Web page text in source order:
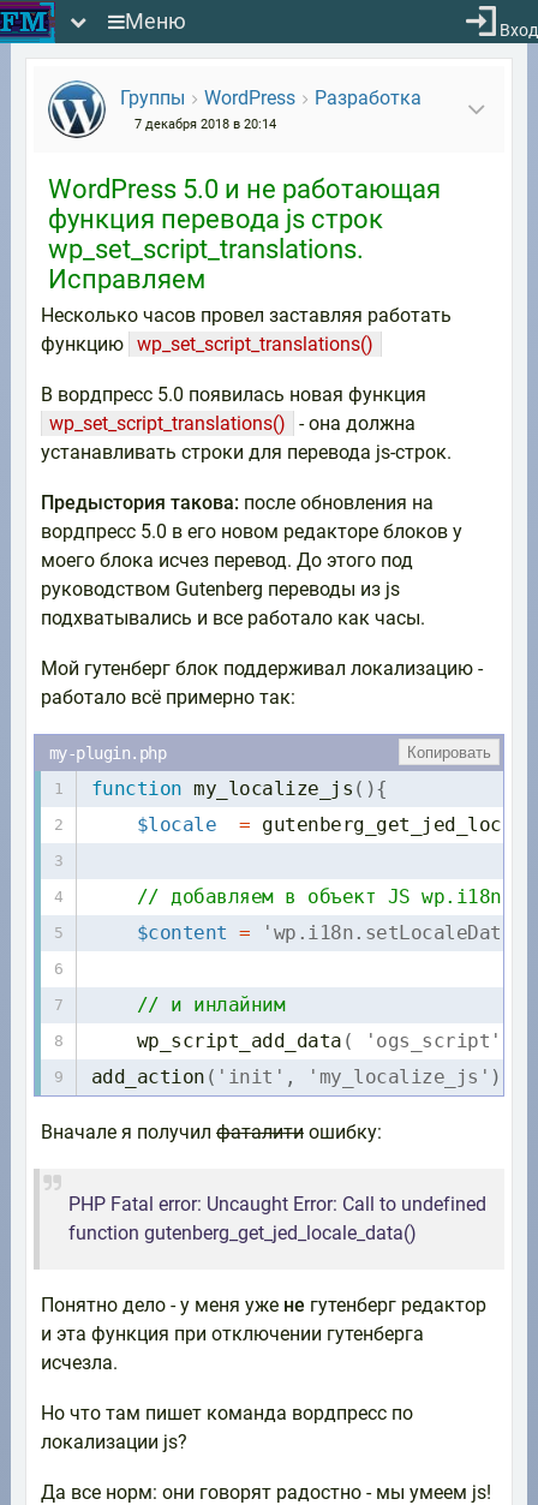
Группы WordPress Разработка
7 декабря 2018 в 20:14
WordPress 5.0 и не работающая
функция перевода js строк
wp_set_script_translations.
Исправляем
Несколько часов провел заставляя работать
функцию wp_set_script_translations()
В вордпресс 5.0 появилась новая функция
wp_set_script_translations()
- она должна
устанавливать строки для перевода js-строк.
Предыстория такова:после обновления на
вордпресс 5.0 в его новом редакторе блоков у
моего блока исчез перевод. До этого под
руководством Gutenberg переводы из js
подхватывались и все работало как часы.
Мой гутенберг блок поддерживал локализацию -
работало всё примерно так:
function my_localize_js ( ){
$locale
=
// добавляем в объект JS
$content
= 'wp.i18n.setLocaleData('
// и инлайним
wp_script_add_data ( 'ogs_script'
add_action ( 'init' , 'my_localize_js' )
Копировать
Вначале я получил фаталитиошибку:
PHP Fatal error: Uncaught Error: Call to undefined
function gutenberg_get_jed_locale_data()
Понятно дело - у меня уже не гутенберг редактор
и эта функция при отключении гутенберга
исчезла.
Но что там пишет команда вордпресс по
локализации js?
Да все норм: они говорят радостно - мы умеем js!
Меню Вход